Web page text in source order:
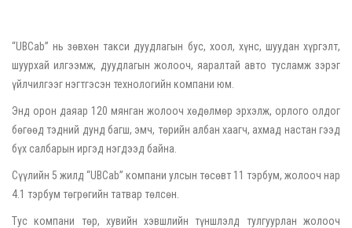
“UBCab” нь зөвхөн такси дуудлагын бус, хоол, хүнс, шуудан хүргэлт,
шуурхай илгээмж, дуудлагын жолооч, яаралтай авто тусламж зэрэг
үйлчилгээг нэгтгэсэн технологийн компани юм.
Энд орон даяар 120 мянган жолооч хөдөлмөр эрхэлж, орлого олдог
бөгөөд тэдний дунд багш, эмч, төрийн албан хаагч, ахмад настан гээд
бүх салбарын иргэд нэгдээд байна.
Сүүлийн 5 жилд “UBCab” компани улсын төсөвт 11 тэрбум, жолооч нар
4.1 тэрбум төгрөгийн татвар төлсөн.
Тус компани төр, хувийн хэвшлийн түншлэлд тулгуурлан жолооч